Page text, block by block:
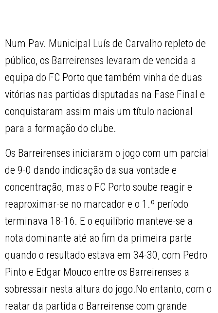
Num Pav. Municipal Luís de Carvalho repleto de
público, os Barreirenses levaram de vencida a
equipa do FC Porto que também vinha de duas
vitórias nas partidas disputadas na Fase Final e
conquistaram assim mais um título nacional
para a formação do clube.
Os Barreirenses iniciaram o jogo com um parcial
de 9-0 dando indicação da sua vontade e
concentração, mas o FC Porto soube reagir e
reaproximar-se no marcador e o 1.º período
terminava 18-16. E o equilíbrio manteve-se a
nota dominante até ao fim da primeira parte
quando o resultado estava em 34-30, com Pedro
Pinto e Edgar Mouco entre os Barreirenses a
sobressair nesta altura do jogo.No entanto, com o
reatar da partida o Barreirense com grande